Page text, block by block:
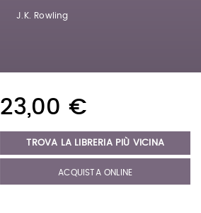
J.K. Rowling
23,00 €
TROVA LA LIBRERIA PIÙ VICINA
ACQUISTA ONLINE